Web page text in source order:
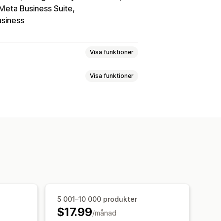
Business Suite
Visa funktioner
Visa funktioner
Butiksuppdateringar
Felvalidering
5 001–10 000 produkter
$17.99/månad